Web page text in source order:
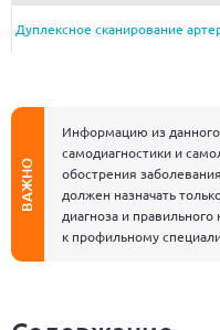
Дуплексное сканирование
ВАЖНО
Информацию из данного
самодиагностики и
обострения
должен назначать
диагноза и
к профильному